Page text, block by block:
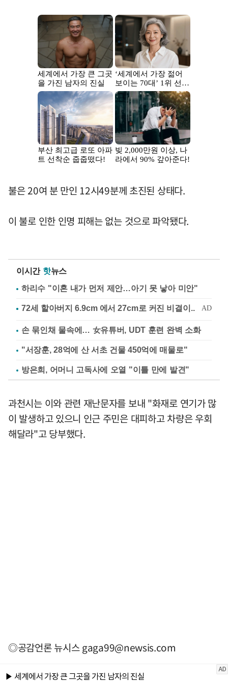
불은 20여 분 만인 12시49분께 초진된 상태다.
이 불로 인한 인명 피해는 없는 것으로 파악됐다.
이시간 핫뉴스
하리수 "이혼 내가 먼저 제안…아기 못 낳아 미안"
손 묶인채 물속에… 女유튜버, UDT 훈련 완벽 소화
"서장훈, 28억에 산 서초 건물 450억에 매물로"
방은희, 어머니 고독사에 오열 "이틀 만에 발견"
과천시는 이와 관련 재난문자를 보내 "화재로 연기가 많
이 발생하고 있으니 인근 주민은 대피하고 차량은 우회
해달라"고 당부했다.
◎공감언론 뉴시스gaga99@newsis.com